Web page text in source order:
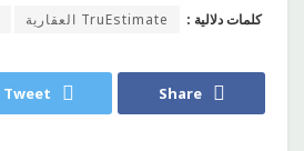
كلمات دلالية : TruEstimate العقارية
Share
Tweet